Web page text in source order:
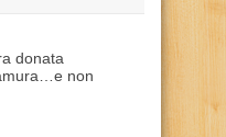
donata
non